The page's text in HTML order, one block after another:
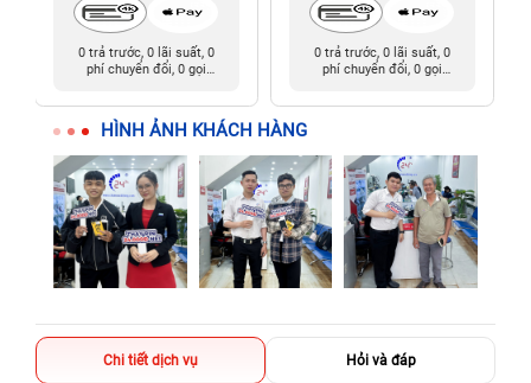
0 trả trước, 0 lãi suất, 0
phí chuyển đổi, 0 gọi
0 trả trước, 0 lãi suất, 0
phí chuyển đổi, 0 gọi
HÌNH ẢNH KHÁCH HÀNG
Chi tiết dịch vụ Hỏi và đáp